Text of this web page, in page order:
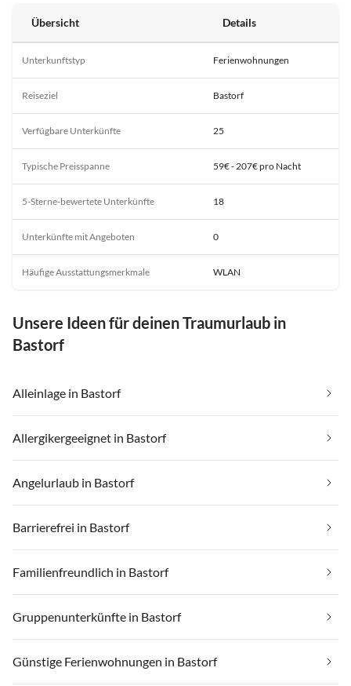
Übersicht Details
Unterkunftstyp Ferienwohnungen
Reiseziel Bastorf
Verfügbare Unterkünfte 25
Typische Preisspanne 59€ - 207€ pro Nacht
5-Sterne-bewertete Unterkünfte 18
Unterkünfte mit Angeboten 0
Häufige Ausstattungsmerkmale WLAN
Unsere Ideen für deinen Traumurlaub in
Bastorf
Alleinlage in Bastorf
Allergikergeeignet in Bastorf
Angelurlaub in Bastorf
Barrierefrei in Bastorf
Familienfreundlich in Bastorf
Gruppenunterkünfte in Bastorf
Günstige Ferienwohnungen in Bastorf